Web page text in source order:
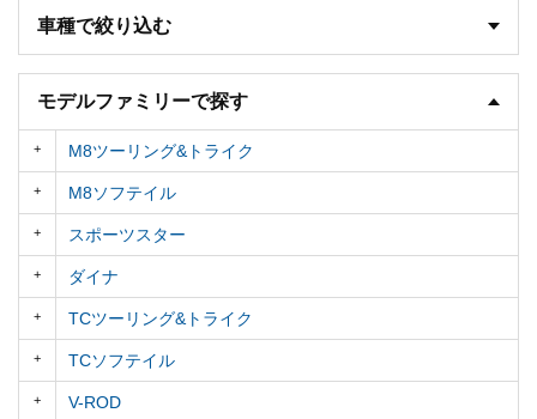
車種で絞り込む
モデルファミリーで探す
M8ツーリング&トライク
M8ソフテイル
スポーツスター
ダイナ
TCツーリング&トライク
TCソフテイル
V-ROD